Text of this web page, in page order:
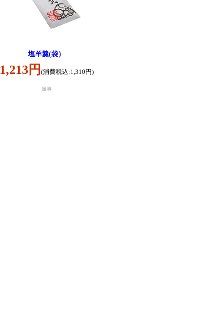
塩羊羹(袋）
1,213円 (消費税込:1,310円)
慶事